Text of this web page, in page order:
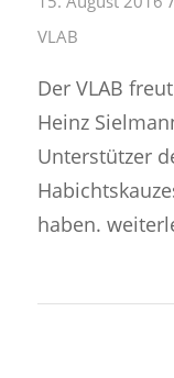
VLAB
Der VLAB
Heinz
Unterstützer
haben.